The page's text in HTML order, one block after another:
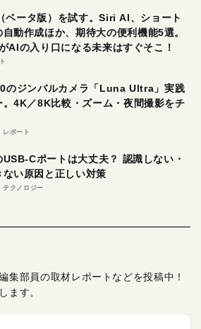
ベータ版）を試す。Siri AI、ショート
自動作成ほか、期待大の便利機能5選。
AIの入り口になる未来はすぐそこ！
のジンバルカメラ「Luna Ultra」実践
。4K／8K比較・ズーム・夜間撮影をチ
レポート
USB-Cポートは大丈夫？ 認識しない・
ない原因と正しい対策
テクノロジー
集部員の取材レポートなどを投稿中！
ます。